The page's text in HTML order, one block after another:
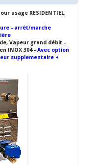
usage RESIDENTIEL,
- arrêt/marche
Vapeur grand débit -
INOX 304 - Avec option
supplementaire +